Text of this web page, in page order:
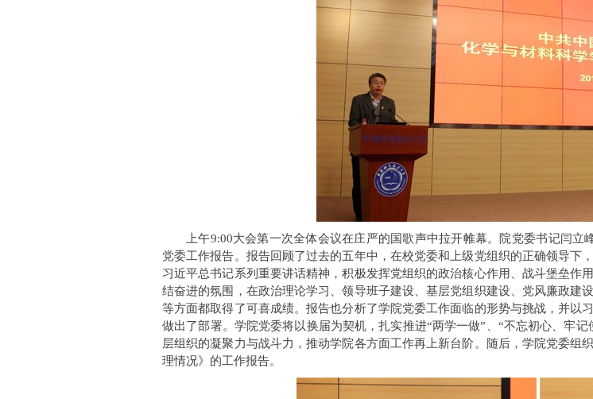
上午9:00大会第一次全体会议在庄严的国歌声中拉开帷幕。院党委书记闫
党委工作报告。报告回顾了过去的五年中，在校党委和上级党组织的正确领导下
习近平总书记系列重要讲话精神，积极发挥党组织的政治核心作用、战斗堡垒作
结奋进的氛围，在政治理论学习、领导班子建设、基层党组织建设、党风廉政建
等方面都取得了可喜成绩。报告也分析了学院党委工作面临的形势与挑战，并以
做出了部署。学院党委将以换届为契机，扎实推进“两学一做”、“不忘初心、牢
层组织的凝聚力与战斗力，推动学院各方面工作再上新台阶。随后，学院党委组
理情况》的工作报告。